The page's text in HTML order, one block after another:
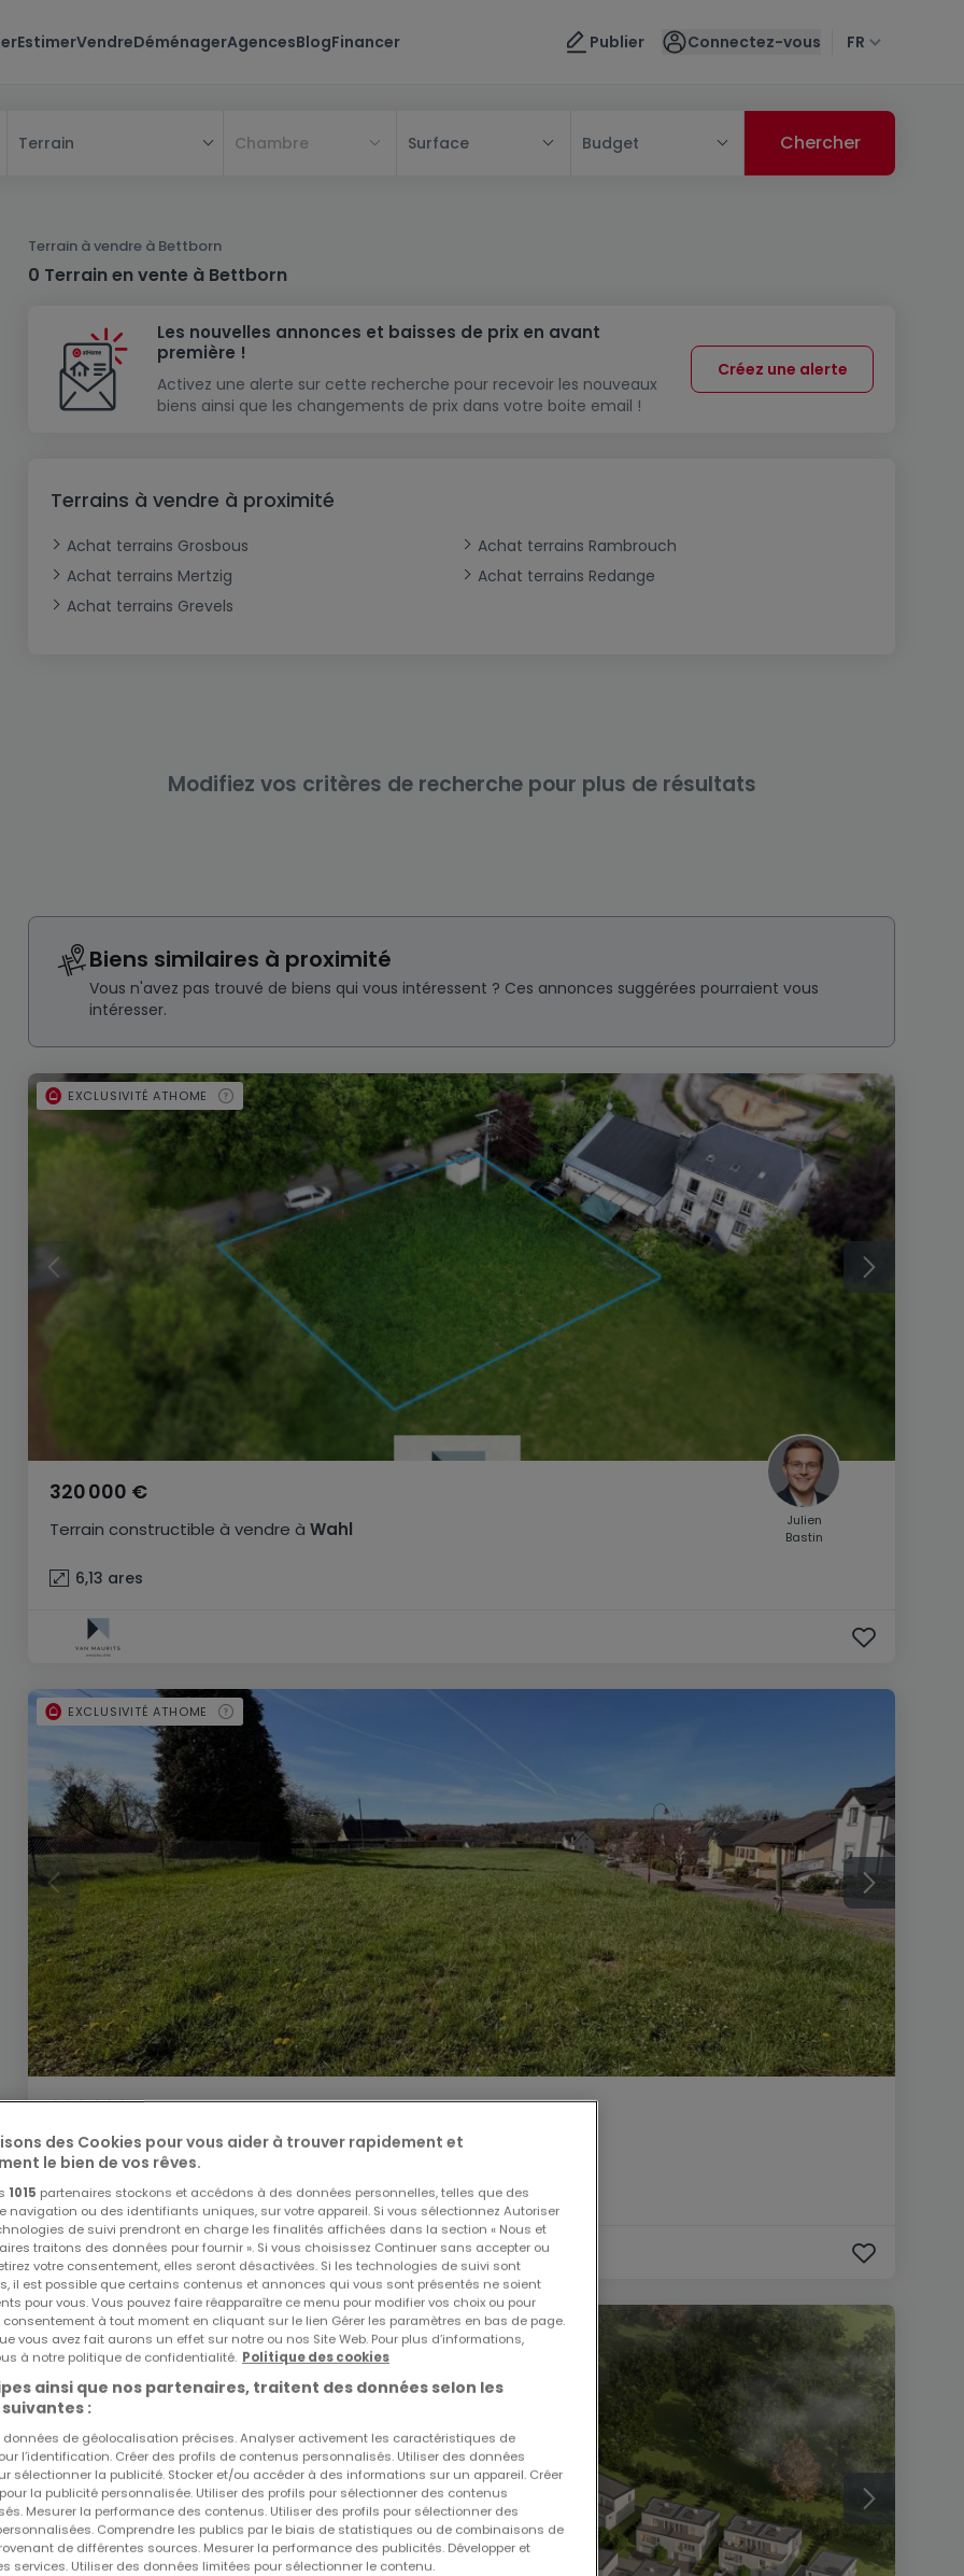
EstimerVendreDéménagerAgencesBlogFinancer Publier Connectez-vous FR
Terrain
Maison
Maison mitoyenne
Maison jumelée
Château
Corps de ferme
Châlet
Appartement
Chambre
Studio
Triplex
Mansarde
Rez-de-chaussée
Résidence
Lotissement
Maison à construire
Modèle de maison
Immeuble de rapport
Terrain non constructible
Garage - Parking
Garage fermé
Bureau
Local commercial
Fonds de Commerce
Chambre Surface Budget
Terrain à vendre à Bettborn
0 Terrain en vente à Bettborn
Les nouvelles annonces et baisses de prix en avant
première !
Activez une alerte sur cette recherche pour recevoir les nouveaux
biens ainsi que les changements de prix dans votre boite email !
Créez une alerte
Terrains à vendre à proximité
Achat terrains Grosbous
Achat terrains Rambrouch
Achat terrains Mertzig
Achat terrains Redange
Achat terrains Grevels
Modifiez vos critères de recherche pour plus de résultats
Biens similaires à proximité
Vous n'avez pas trouvé de biens qui vous intéressent ? Ces annonces suggérées pourraient vous
intéresser.
Terrain constructible à vendre à Wahl
320 000 €
6,13 ares
EXCLUSIVITÉ ATHOME
Julien
Bastin
Terrain constructible à vendreàRedange
880 000 €
11 ares
EXCLUSIVITÉ ATHOME
EXCLUSIVITÉ ATHOME
des Cookies pour vous aider à trouver rapidement et
le bien de vos rêves.
1015 partenaires stockons et accédons à des données personnelles, telles que des
navigation ou des identifiants uniques, sur votre appareil. Si vous sélectionnez Autoriser
de suivi prendront en charge les finalités affichées dans la section « Nous et
traitons des données pour fournir ». Si vous choisissez Continuer sans accepter ou
votre consentement, elles seront désactivées. Si les technologies de suivi sont
il est possible que certains contenus et annonces qui vous sont présentés ne soient
pour vous. Vous pouvez faire réapparaître ce menu pour modifier vos choix ou pour
consentement à tout moment en cliquant sur le lien Gérer les paramètres en bas de page.
vous avez fait aurons un effet sur notre ou nos Site Web. Pour plus d’informations,
à notre politique de confidentialité. Politique des cookies
ainsi que nos partenaires, traitent des données selon les
:
données de géolocalisation précises. Analyser activement les caractéristiques de
l’identification. Créer des profils de contenus personnalisés. Utiliser des données
sélectionner la publicité. Stocker et/ou accéder à des informations sur un appareil. Créer
la publicité personnalisée. Utiliser des profils pour sélectionner des contenus
Mesurer la performance des contenus. Utiliser des profils pour sélectionner des
Comprendre les publics par le biais de statistiques ou de combinaisons de
de différentes sources. Mesurer la performance des publicités. Développer et
services. Utiliser des données limitées pour sélectionner le contenu.